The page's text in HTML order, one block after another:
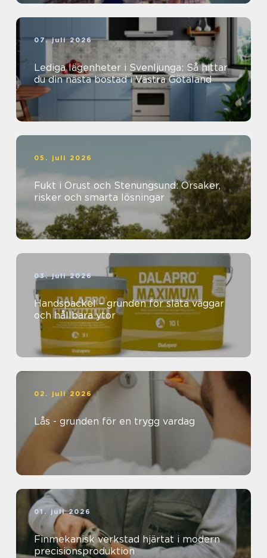
07. juli 2026
Lediga lägenheter i Svenljunga: Så hittar
du din nästa bostad i Västra Götaland
05. juli 2026
Fukt i Orust och Stenungsund: Orsaker,
risker och smarta lösningar
03. juli 2026
Handspackel – grunden för släta väggar
och hållbara ytor
02. juli 2026
Lås - grunden för en trygg vardag
01. juli 2026
Finmekanisk verkstad hjärtat i modern
precisionsproduktion